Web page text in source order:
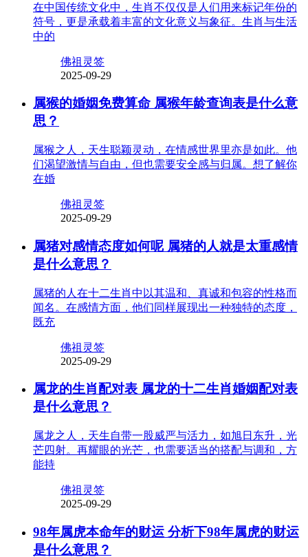
在中国传统文化中，生肖不仅仅是人们用来标记年份的
符号，更是承载着丰富的文化意义与象征。生肖与生活
中的
佛祖灵签
2025-09-29
属猴的婚姻免费算命 属猴年龄查询表是什么意
思？
属猴之人，天生聪颖灵动，在情感世界里亦是如此。他
们渴望激情与自由，但也需要安全感与归属。想了解你
在婚
佛祖灵签
2025-09-29
属猪对感情态度如何呢 属猪的人就是太重感情
是什么意思？
属猪的人在十二生肖中以其温和、真诚和包容的性格而
闻名。在感情方面，他们同样展现出一种独特的态度，
既充
佛祖灵签
2025-09-29
属龙的生肖配对表 属龙的十二生肖婚姻配对表
是什么意思？
属龙之人，天生自带一股威严与活力，如旭日东升，光
芒四射。再耀眼的光芒，也需要适当的搭配与调和，方
能持
佛祖灵签
2025-09-29
98年属虎本命年的财运 分析下98年属虎的财运
是什么意思？